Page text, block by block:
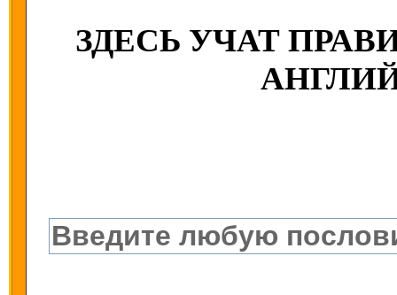
ЗДЕСЬ УЧАТ